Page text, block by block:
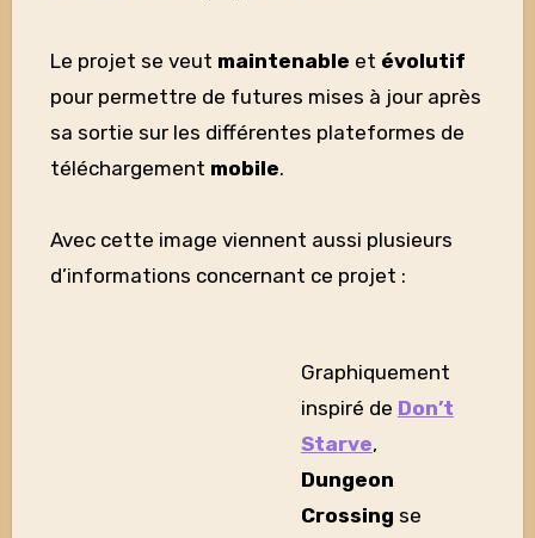
Le projet se veut maintenable et évolutif
pour permettre de futures mises à jour après
sa sortie sur les différentes plateformes de
téléchargement mobile.
Avec cette image viennent aussi plusieurs
d’informations concernant ce projet :
Graphiquement
inspiré de Don’t
Starve,
Dungeon
Crossing se